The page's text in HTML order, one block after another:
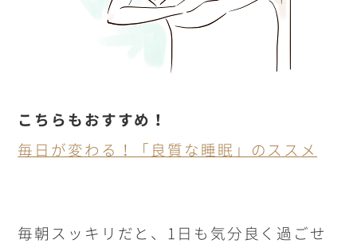
こちらもおすすめ！
毎日が変わる！「良質な睡眠」のススメ
毎朝スッキリだと、 1 日も気分良く過ごせ